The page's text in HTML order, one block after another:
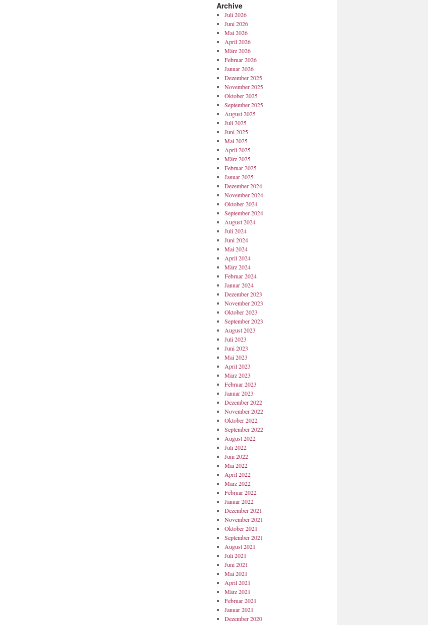
Archive
Juli 2026
Juni 2026
Mai 2026
April 2026
März 2026
Februar 2026
Januar 2026
Dezember 2025
November 2025
Oktober 2025
September 2025
August 2025
Juli 2025
Juni 2025
Mai 2025
April 2025
März 2025
Februar 2025
Januar 2025
Dezember 2024
November 2024
Oktober 2024
September 2024
August 2024
Juli 2024
Juni 2024
Mai 2024
April 2024
März 2024
Februar 2024
Januar 2024
Dezember 2023
November 2023
Oktober 2023
September 2023
August 2023
Juli 2023
Juni 2023
Mai 2023
April 2023
März 2023
Februar 2023
Januar 2023
Dezember 2022
November 2022
Oktober 2022
September 2022
August 2022
Juli 2022
Juni 2022
Mai 2022
April 2022
März 2022
Februar 2022
Januar 2022
Dezember 2021
November 2021
Oktober 2021
September 2021
August 2021
Juli 2021
Juni 2021
Mai 2021
April 2021
März 2021
Februar 2021
Januar 2021
Dezember 2020